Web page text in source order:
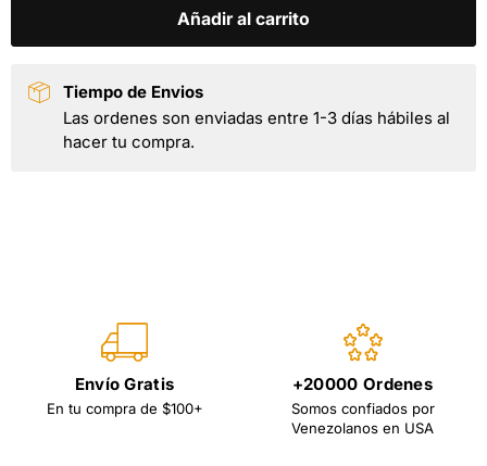
Añadir al carrito
Tiempo de Envios
Las ordenes son enviadas entre 1-3 días hábiles al
hacer tu compra.
Envío Gratis
En tu compra de $100+
+20000 Ordenes
Somos confiados por
Venezolanos en USA